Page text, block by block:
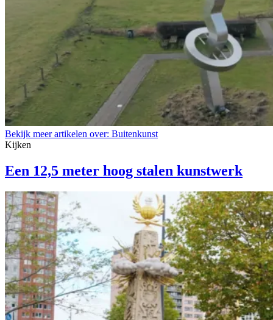
Bekijk meer artikelen over: Buitenkunst
Kijken
Een 12,5 meter hoog stalen kunstwerk